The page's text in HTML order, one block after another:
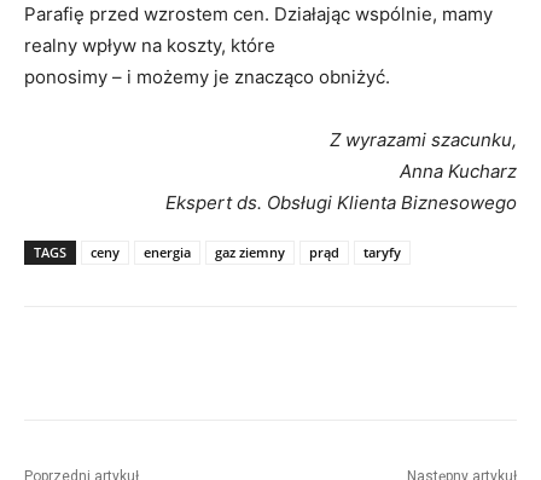
Parafię przed wzrostem cen. Działając wspólnie, mamy
realny wpływ na koszty, które
ponosimy – i możemy je znacząco obniżyć.
Z wyrazami szacunku,
Anna Kucharz
Ekspert ds. Obsługi Klienta Biznesowego
TAGS ceny energia gaz ziemny prąd taryfy
Poprzedni artykuł Następny artykuł